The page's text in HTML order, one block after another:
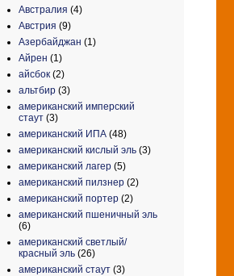
Австралия (4)
Австрия (9)
Азербайджан (1)
Айрен (1)
айсбок (2)
альтбир (3)
американский имперский
стаут (3)
американский ИПА (48)
американский кислый эль (3)
американский лагер (5)
американский пилзнер (2)
американский портер (2)
американский пшеничный эль
(6)
американский светлый/
красный эль (26)
американский стаут (3)